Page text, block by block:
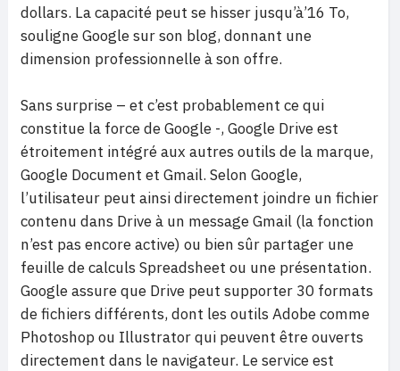
dollars. La capacité peut se hisser jusqu’à’16 To,
souligneGoogle sur son blog, donnant une
dimension professionnelle à son offre.
Sans surprise – et c’est probablement ce qui
constitue la force de Google -, Google Drive est
étroitement intégré aux autres outils de la marque,
Google Document et Gmail. Selon Google,
l’utilisateur peut ainsi directement joindre un fichier
contenu dans Drive à un message Gmail (la fonction
n’est pas encore active) ou bien sûr partager une
feuille de calculs Spreadsheet ou une présentation.
Google assure que Drive peut supporter 30 formats
de fichiers différents, dont les outils Adobe comme
Photoshop ou Illustrator qui peuvent être ouverts
directement dans le navigateur. Le service est